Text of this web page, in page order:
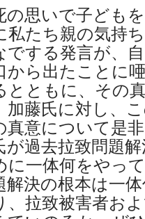
の思いで子ども
私たち親の気持
でする発言が、
から出たことに
とともに、その
加藤氏に対し、
真意について是
が過去拉致問題
に一体何をやっ
解決の根本は一
、拉致被害者お